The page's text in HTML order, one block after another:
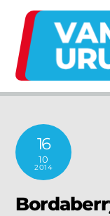
content
16
10
2014